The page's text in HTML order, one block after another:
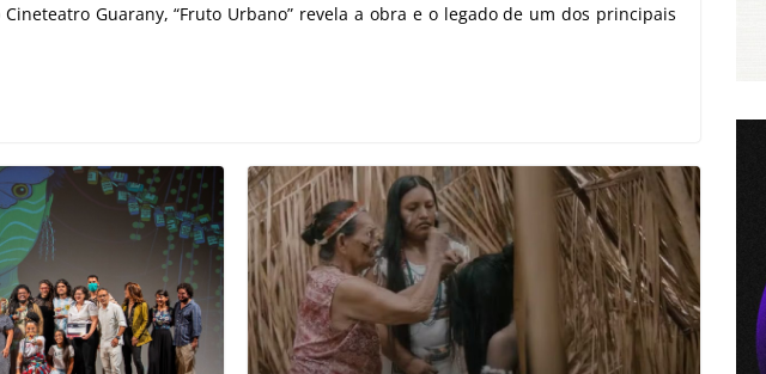
Guarany, “Fruto Urbano” revela a obra e o legado de um dos principais